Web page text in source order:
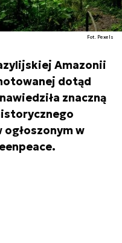
Fot. Pexels
Amazonii
dotąd
znaczną
w